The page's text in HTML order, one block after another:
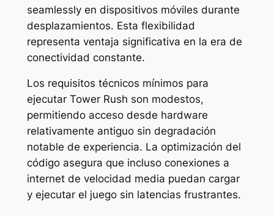
seamlessly en dispositivos móviles durante
desplazamientos. Esta flexibilidad
representa ventaja significativa en la era de
conectividad constante.
Los requisitos técnicos mínimos para
ejecutar Tower Rush son modestos,
permitiendo acceso desde hardware
relativamente antiguo sin degradación
notable de experiencia. La optimización del
código asegura que incluso conexiones a
internet de velocidad media puedan cargar
y ejecutar el juego sin latencias frustrantes.